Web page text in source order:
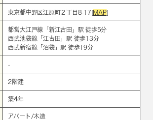
東京都中野区江原町２丁目8-17[ MAP]
都営大江戸線 「 新江古田 」駅 徒歩5分
西武池袋線 「江古田 」駅 徒歩13分
西武新宿線 「沼袋」駅 徒歩19分
-
2階建
築4年
アパート/木造